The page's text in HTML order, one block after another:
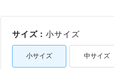
サイズ：小サイズ
小サイズ 中サイズ